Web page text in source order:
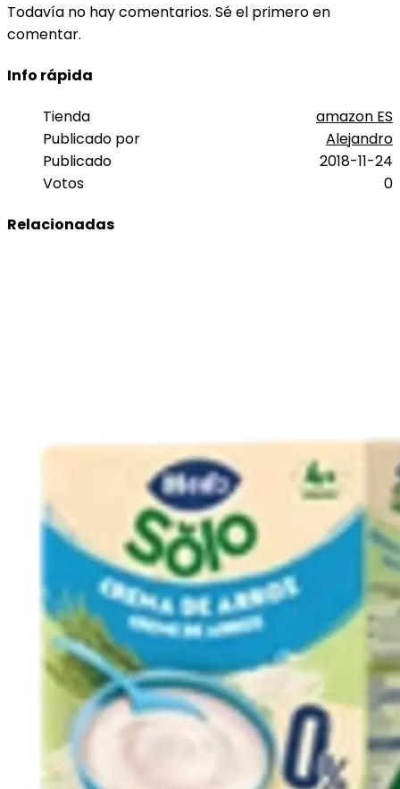
Todavía no hay comentarios. Sé el primero en
comentar.
Info rápida
Tienda
amazon ES
Publicado por
Alejandro
Publicado
2018-11-24
Votos
0
Relacionadas